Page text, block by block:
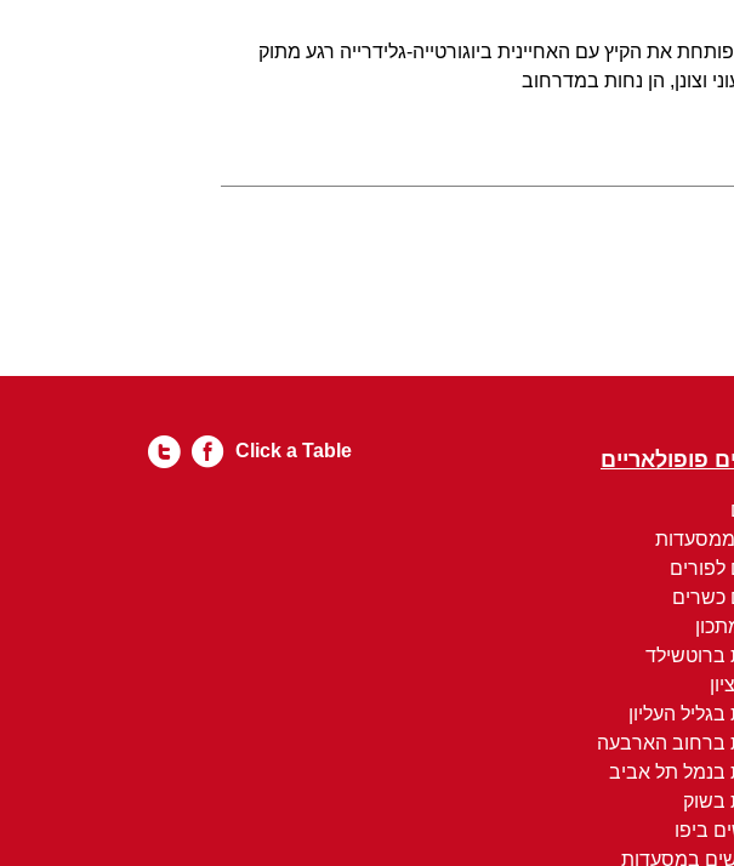
את הקיץ עם האחיינית ביוגורטייה-גלידרייה רגע מתוק
וצונן, הן נחות במדרחוב
פופולאריים
לפורים
כשרים
ברוטשילד
העליון
ברחוב הארבעה
בנמל תל אביב
בשוק
ביפו
במסעדות
Click a Table